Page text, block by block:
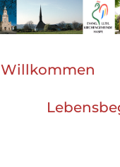
Willkommen